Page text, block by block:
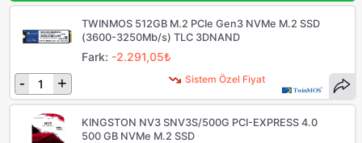
Sistem Özel Fiyat
TWINMOS 512GB M.2 PCIe Gen3 NVMe M.2 SSD
(3600-3250Mb/s) TLC 3DNAND
Fark: -2.291,05₺
- +
KINGSTON NV3 SNV3S/500G PCI-EXPRESS 4.0
500 GB NVMe M.2 SSD